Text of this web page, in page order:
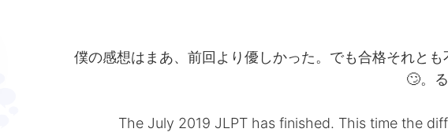
僕の感想はまあ、前回より優しかった。でも合格それと
The July 2019 JLPT has finished. This time the